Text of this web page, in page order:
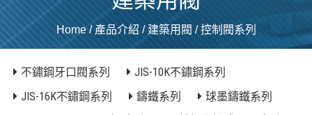
Home/產品介紹/建築用閥/控制閥系列
不鏽鋼牙口閥系列
JIS-10K不鏽鋼系列
JIS-16K不鏽鋼系列
鑄鐵系列
球墨鑄鐵系列